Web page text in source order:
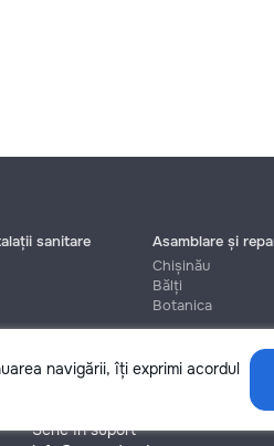
navigării, îți exprimi acordul
sanitare
Asamblare și
Chișinău
Bălți
Botanica
Ajutor
Scrie în suport